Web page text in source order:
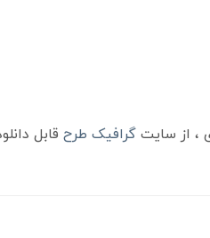
گرافیک طرحقابل